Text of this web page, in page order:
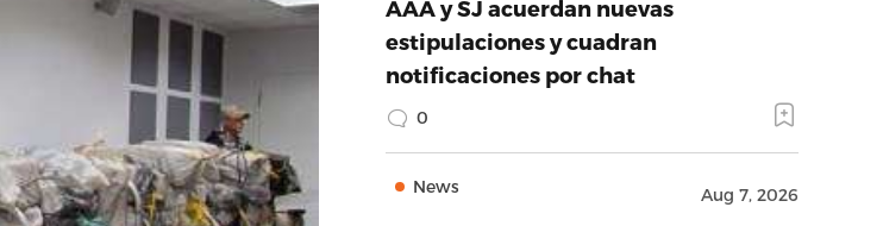
AAA y SJ acuerdan nuevas
estipulaciones y cuadran
notificaciones por chat
0
News Aug 7, 2026